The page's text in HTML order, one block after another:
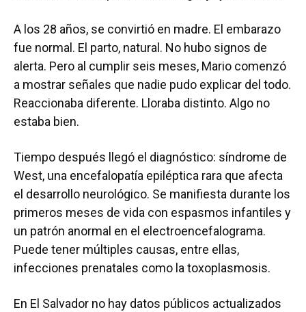
A los 28 años, se convirtió en madre. El embarazo
fue normal. El parto, natural. No hubo signos de
alerta. Pero al cumplir seis meses, Mario comenzó
a mostrar señales que nadie pudo explicar del todo.
Reaccionaba diferente. Lloraba distinto. Algo no
estaba bien.
Tiempo después llegó el diagnóstico: síndrome de
West, una encefalopatía epiléptica rara que afecta
el desarrollo neurológico. Se manifiesta durante los
primeros meses de vida con espasmos infantiles y
un patrón anormal en el electroencefalograma.
Puede tener múltiples causas, entre ellas,
infecciones prenatales como la toxoplasmosis.
En El Salvador no hay datos públicos actualizados